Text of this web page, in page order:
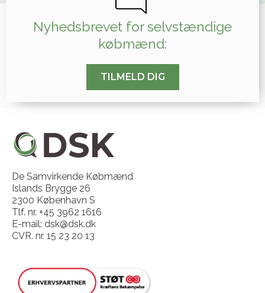
Nyhedsbrevet for selvstændige
købmænd:
TILMELD DIG
De Samvirkende Købmænd
Islands Brygge 26
2300 København S
Tlf. nr. +45 3962 1616
E-mail: dsk@dsk.dk
CVR. nr. 15 23 20 13